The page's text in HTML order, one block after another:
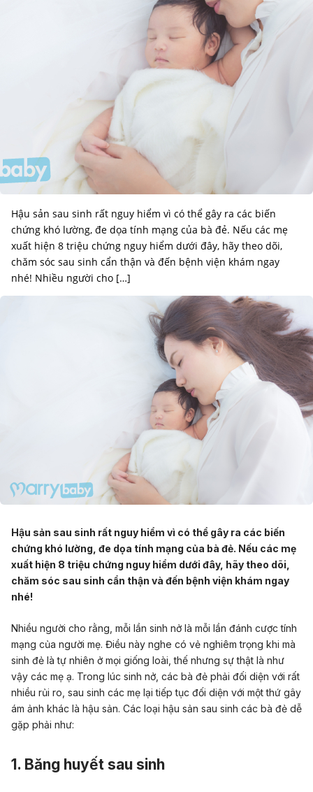
Hậu sản sau sinh rất nguy hiểm vì có thể gây ra các biến
chứng khó lường, đe dọa tính mạng của bà đẻ. Nếu các mẹ
xuất hiện 8 triệu chứng nguy hiểm dưới đây, hãy theo dõi,
chăm sóc sau sinh cẩn thận và đến bệnh viện khám ngay
nhé! Nhiều người cho […]
Hậu sản sau sinh rất nguy hiểm vì có thể gây ra các biến
chứng khó lường, đe dọa tính mạng của bà đẻ. Nếu các mẹ
xuất hiện 8 triệu chứng nguy hiểm dưới đây, hãy theo dõi,
chăm sóc sau sinh cẩn thận và đến bệnh viện khám ngay
nhé!
Nhiều người cho rằng, mỗi lần sinh nở là mỗi lần đánh cược tính
mạng của người mẹ. Điều này nghe có vẻ nghiêm trọng khi mà
sinh đẻ là tự nhiên ở mọi giống loài, thế nhưng sự thật là như
vậy các mẹ ạ. Trong lúc sinh nở, các bà đẻ phải đối diện với rất
nhiều rủi ro, sau sinh các mẹ lại tiếp tục đối diện với một thứ gây
ám ảnh khác là hậu sản. Các loại hậu sản sau sinh các bà đẻ dễ
gặp phải như:
1. Băng huyết sau sinh